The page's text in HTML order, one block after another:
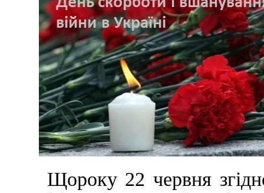
Щороку 22 червня